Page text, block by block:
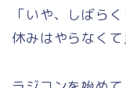
「いや、しばら
休みはやらなくて